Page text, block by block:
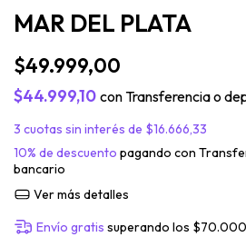
MAR DEL PLATA
$49.999,00
$44.999,10 conTransferencia o
3 cuotas sin interés de $16.666,33
10% de descuento pagando con
bancario
Ver más detalles
Envío gratis superando los